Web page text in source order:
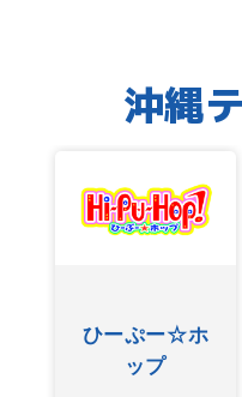
沖縄
ぐしけんさん